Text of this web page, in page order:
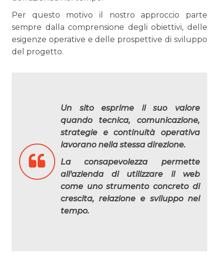
Per questo motivo il nostro approccio parte
sempre dalla comprensione degli obiettivi, delle
esigenze operative e delle prospettive di sviluppo
del progetto.
Un sito esprime il suo valore
quando tecnica, comunicazione,
strategie e continuità operativa
lavorano nella stessa direzione.
La consapevolezza permette
all'azienda di utilizzare il web
come uno strumento concreto di
crescita, relazione e sviluppo nel
tempo.